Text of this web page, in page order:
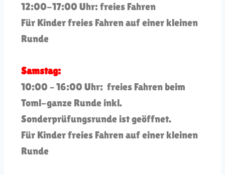
12:00-17:00 Uhr: freies Fahren
Für Kinder freies Fahren auf einer kleinen
Runde
Samstag:
10:00 – 16:00 Uhr: freies Fahren beim
Toml-ganze Runde inkl.
Sonderprüfungsrunde ist geöffnet.
Für Kinder freies Fahren auf einer kleinen
Runde